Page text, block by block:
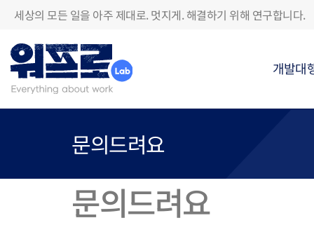
세상의 모든 일을 아주 제대로. 멋지게. 해결하기 위해 연구합니다.
개발대
문의드려요
문의드려요